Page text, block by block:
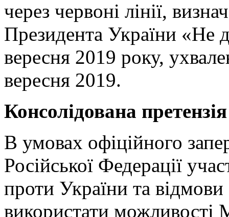
через червоні лінії,
Президента України «Не
вересня 2019 року,
вересня 2019.
Консолідована претензія
В умовах офіційного
Російської Федерації
проти України та
використати